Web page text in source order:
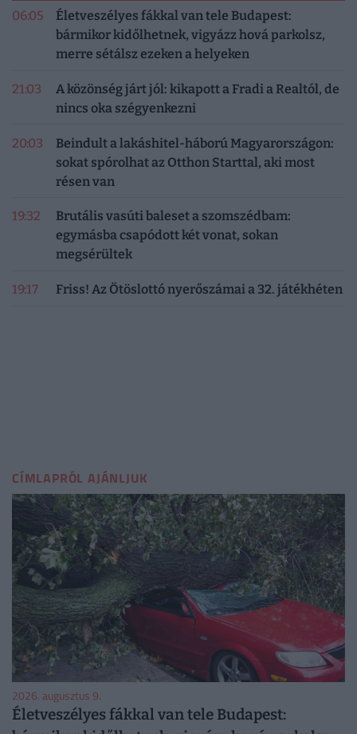
06:05
Életveszélyes fákkal van tele Budapest:
bármikor kidőlhetnek, vigyázz hová parkolsz,
merre sétálsz ezeken a helyeken
21:03
A közönség járt jól: kikapott a Fradi a Realtól, de
nincs oka szégyenkezni
20:03
Beindult a lakáshitel-háború Magyarországon:
sokat spórolhat az Otthon Starttal, aki most
résen van
19:32
Brutális vasúti baleset a szomszédbam:
egymásba csapódott két vonat, sokan
megsérültek
19:17 Friss! Az Ötöslottó nyerőszámai a 32. játékhéten
CÍMLAPRÓL AJÁNLJUK
2026. augusztus 9.
Életveszélyes fákkal van tele Budapest: